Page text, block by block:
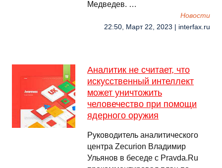
Медведев. …
Новости
22:50, Март 22, 2023 | interfax.ru
Аналитик не считает, что
искусственный интеллект
может уничтожить
человечество при помощи
ядерного оружия
Руководитель аналитического
центра Zecurion Владимир
Ульянов в беседе с Pravda.Ru